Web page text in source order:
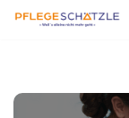
springen